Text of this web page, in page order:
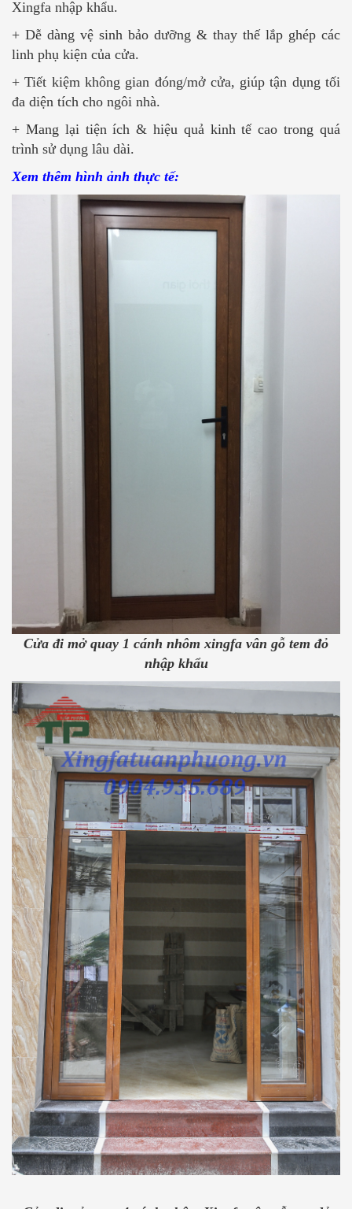
Xingfa nhập khẩu.
+ Dễ dàng vệ sinh bảo dưỡng & thay thế lắp ghép các
linh phụ kiện của cửa.
+ Tiết kiệm không gian đóng/mở cửa, giúp tận dụng tối
đa diện tích cho ngôi nhà.
+ Mang lại tiện ích & hiệu quả kinh tế cao trong quá
trình sử dụng lâu dài.
Xem thêm hình ảnh thực tế:
Cửa đi mở quay 1 cánh nhôm xingfa vân gỗ tem đỏ
nhập khẩu